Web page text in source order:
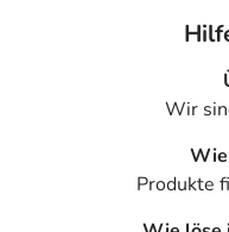
verordnet worden,
Apotheker. Der
als das Risiko, das die
Gegenanzeige in sich
Wir
Produkte